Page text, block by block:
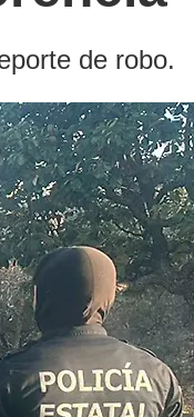
de robo.